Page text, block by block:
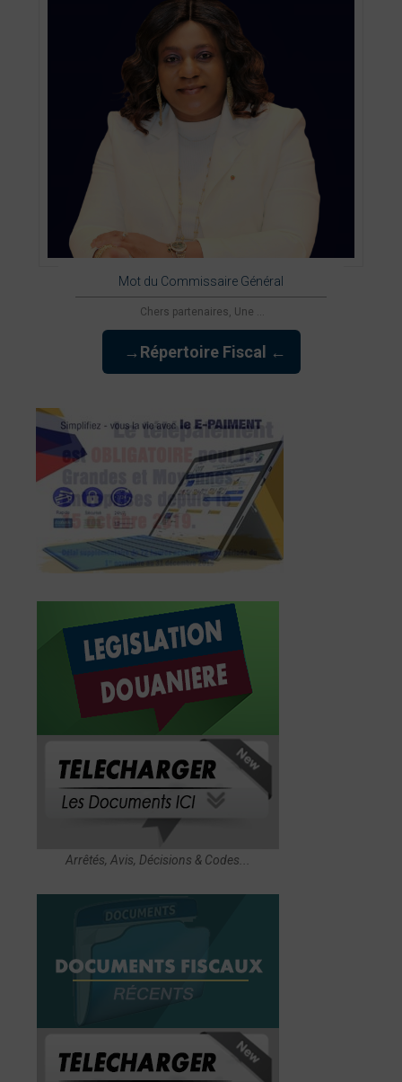
Mot du Commissaire Général
Chers partenaires, Une ...
→Répertoire Fiscal ←
Arrêtés, Avis, Décisions & Codes...